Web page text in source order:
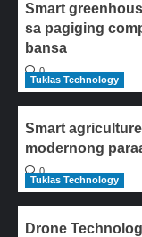
Smart
sa pagiging
bansa
0
Tuklas Technology
Smart
modernong
0
Tuklas Technology
Drone